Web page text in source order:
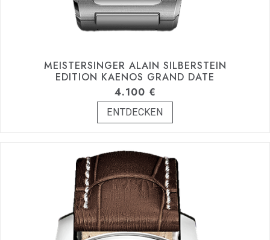
MEISTERSINGER ALAIN SILBERSTEIN
EDITION KAENOS GRAND DATE
4.100 €
ENTDECKEN